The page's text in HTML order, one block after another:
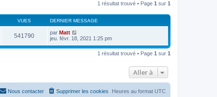
1 résultat trouvé • Page 1 sur 1
VUES DERNIER MESSAGE
541790 par Matt
jeu. févr. 18, 2021 1:25 pm
1 résultat trouvé • Page 1 sur 1
Aller à
Heures au format UTC
Supprimer les cookies
Nous contacter